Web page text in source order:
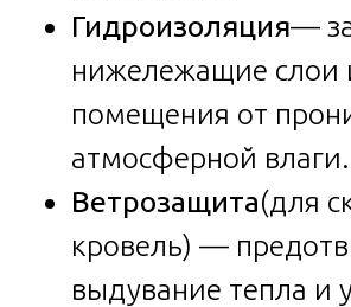
Гидроизоляция—
нижележащие слои
помещения от
атмосферной влаги.
Ветрозащита(для
кровель) —
выдувание тепла и